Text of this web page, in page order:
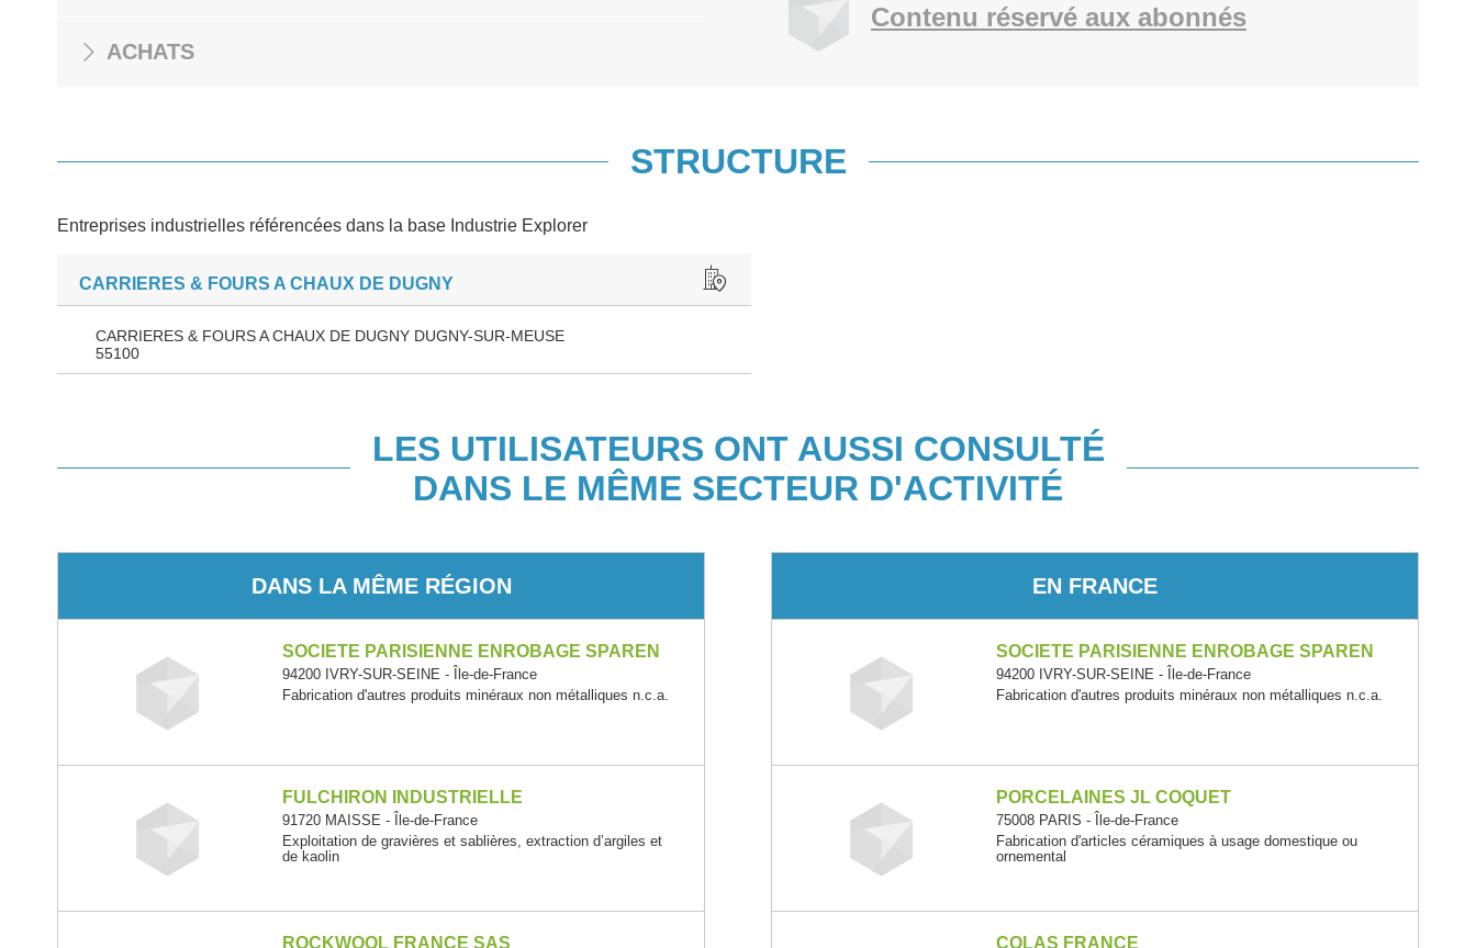
ACHATS
Contenu réservé aux abonnés
STRUCTURE
Entreprises industrielles référencées dans la base Industrie Explorer
CARRIERES & FOURS A CHAUX DE DUGNY
CARRIERES & FOURS A CHAUX DE DUGNY DUGNY-SUR-MEUSE
55100
LES UTILISATEURS ONT AUSSI CONSULTÉ
DANS LE MÊME SECTEUR D'ACTIVITÉ
DANS LA MÊME RÉGION
SOCIETE PARISIENNE ENROBAGE SPAREN
94200 IVRY-SUR-SEINE - Île-de-France
Fabrication d'autres produits minéraux non métalliques n.c.a.
FULCHIRON INDUSTRIELLE
91720 MAISSE - Île-de-France
Exploitation de gravières et sablières, extraction d’argiles et
de kaolin
ROCKWOOL FRANCE SAS
EN FRANCE
SOCIETE PARISIENNE ENROBAGE SPAREN
94200 IVRY-SUR-SEINE - Île-de-France
Fabrication d'autres produits minéraux non métalliques n.c.a.
PORCELAINES JL COQUET
75008 PARIS - Île-de-France
Fabrication d'articles céramiques à usage domestique ou
ornemental
COLAS FRANCE